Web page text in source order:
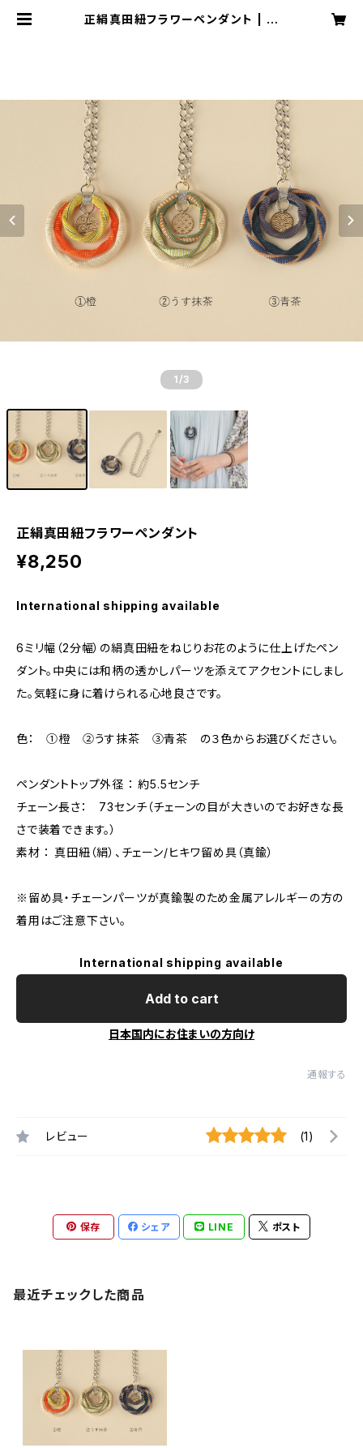
正絹真田紐フラワーペンダント | 真
1 /3
正絹真田紐フラワーペンダント
¥8,250
International shipping available
6ミリ幅（2分幅）の絹真田紐をねじりお花のように仕上げたペン
ダント。中央には和柄の透かしパーツを添えてアクセントにしまし
た。気軽に身に着けられる心地良さです。
色： ①橙 ②うす抹茶 ③青茶 の３色からお選びください。
ペンダントトップ外径 ： 約5.5センチ
チェーン長さ： 73センチ（チェーンの目が大きいのでお好きな長
さで装着できます。）
素材 ： 真田紐（絹）、チェーン/ヒキワ留め具（真鍮）
※留め具・チェーンパーツが真鍮製のため金属アレルギーの方の
着用はご注意下さい。
International shipping available
Add to cart
日本国内にお住まいの方向け
通報する
レビュー (1)
保存 シェア LINE ポスト
最近チェックした商品